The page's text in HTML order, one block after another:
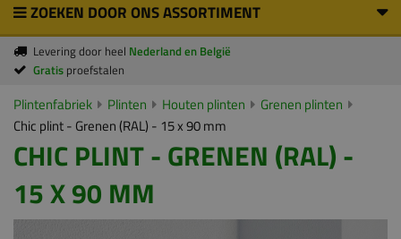
ZOEKEN DOOR ONS ASSORTIMENT
Levering door heel Nederland en België
Gratis proefstalen
Plintenfabriek Plinten Houten plinten
Grenen plinten
Chic plint - Grenen (RAL) - 15 x 90 mm
CHIC PLINT - GRENEN (RAL) -
15 X 90 MM